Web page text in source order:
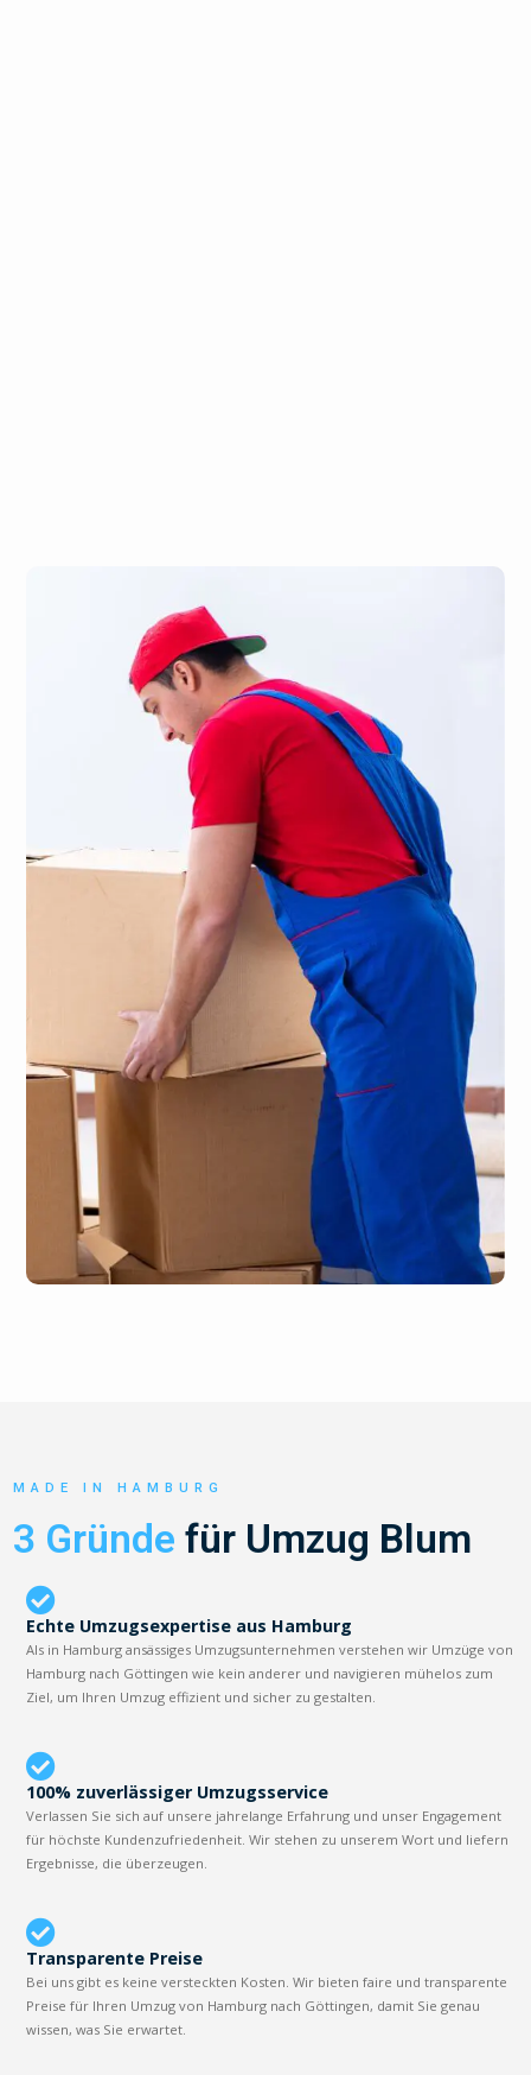
MADE IN HAMBURG
3 Gründe für Umzug Blum
Echte Umzugsexpertise aus Hamburg
Als in Hamburg ansässiges Umzugsunternehmen verstehen wir Umzüge von
Hamburg nach Göttingen wie kein anderer und navigieren mühelos zum
Ziel, um Ihren Umzug effizient und sicher zu gestalten.
100% zuverlässiger Umzugsservice
Verlassen Sie sich auf unsere jahrelange Erfahrung und unser Engagement
für höchste Kundenzufriedenheit. Wir stehen zu unserem Wort und liefern
Ergebnisse, die überzeugen.
Transparente Preise
Bei uns gibt es keine versteckten Kosten. Wir bieten faire und transparente
Preise für Ihren Umzug von Hamburg nach Göttingen, damit Sie genau
wissen, was Sie erwartet.